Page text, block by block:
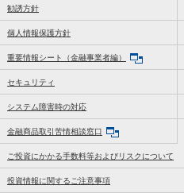
勧誘方針
個人情報保護方針
重要情報シート（金融事業者編）
セキュリティ
システム障害時の対応
金融商品取引苦情相談窓口
ご投資にかかる手数料等およびリスクについて
投資情報に関するご注意事項